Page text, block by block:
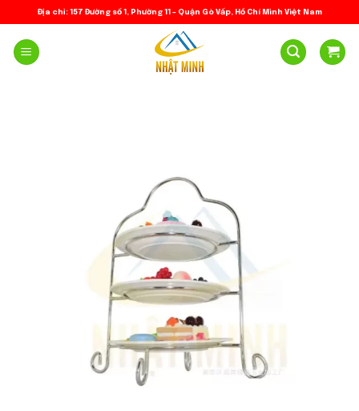
to
content
Địa chỉ: 157 Đường số 1, Phường 11 – Quận Gò Vấp, Hồ Chí Minh Việt Nam